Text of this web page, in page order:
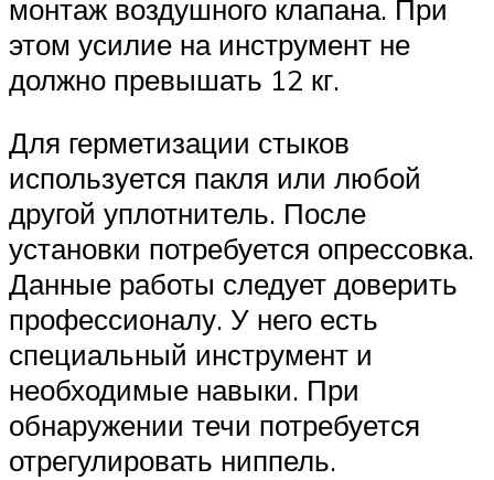
монтаж воздушного клапана. При
этом усилие на инструмент не
должно превышать 12 кг.
Для герметизации стыков
используется пакля или любой
другой уплотнитель. После
установки потребуется опрессовка.
Данные работы следует доверить
профессионалу. У него есть
специальный инструмент и
необходимые навыки. При
обнаружении течи потребуется
отрегулировать ниппель.